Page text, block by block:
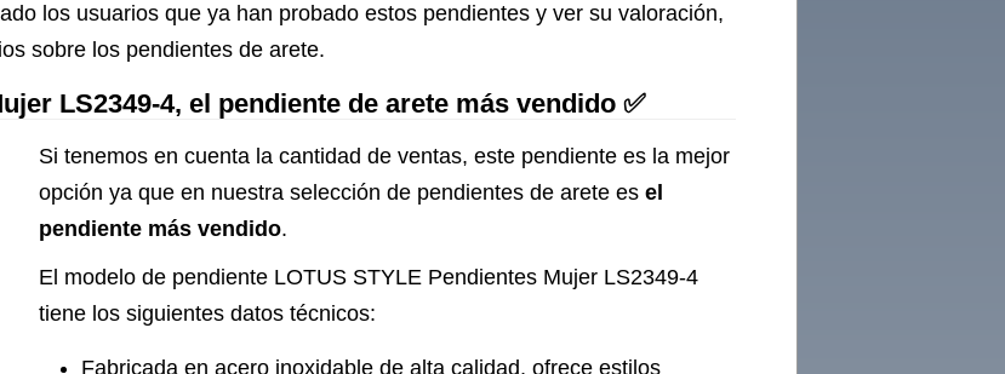
los usuarios que ya han probado estos pendientes y ver su valoración,
sobre los pendientes de arete.
LS2349-4, el pendiente de arete más vendido ✅
Si tenemos en cuenta la cantidad de ventas, este pendiente es la mejor
opción ya que en nuestra selección de pendientes de arete es el
pendiente más vendido.
El modelo de pendiente LOTUS STYLE Pendientes Mujer LS2349-4
tiene los siguientes datos técnicos:
Fabricada en acero inoxidable de alta calidad, ofrece estilos